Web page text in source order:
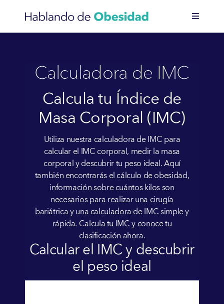
contenido
Calculadora de IMC
Calcula tu Índice de
Masa Corporal (IMC)
Utiliza nuestra calculadora de IMC para
calcular el IMC corporal, medir la masa
corporal y descubrir tu peso ideal. Aquí
también encontrarás el cálculo de obesidad,
información sobre cuántos kilos son
necesarios para realizar una cirugía
bariátrica y una calculadora de IMC simple y
rápida. Calcula tu IMC y conoce tu
clasificación ahora.
Calcular el IMC y descubrir
el peso ideal